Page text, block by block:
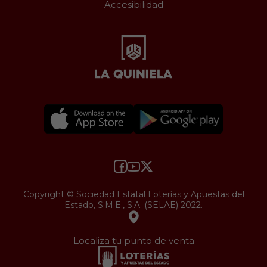
Accesibilidad
Copyright © Sociedad Estatal Loterías y Apuestas del
Estado, S.M.E., S.A. (SELAE) 2022.
Localiza tu punto de venta